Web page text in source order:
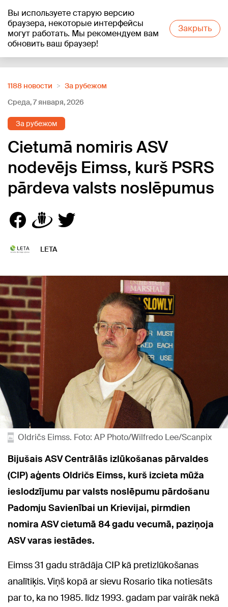
Вы используете старую версию
браузера, некоторые интерфейсы
могут работать. Мы рекомендуем вам
обновить ваш браузер!
Закрыть
+21°C
1188 новости
За рубежом
Среда, 7 января, 2026
За рубежом
Cietumā nomiris ASV
nodevējs Eimss, kurš PSRS
pārdeva valsts noslēpumus
LETA
Oldričs Eimss. Foto: AP Photo/Wilfredo Lee/Scanpix
Bijušais ASV Centrālās izlūkošanas pārvaldes
(CIP) aģents Oldričs Eimss, kurš izcieta mūža
ieslodzījumu par valsts noslēpumu pārdošanu
Padomju Savienībai un Krievijai, pirmdien
nomira ASV cietumā 84 gadu vecumā, paziņoja
ASV varas iestādes.
Eimss 31 gadu strādāja CIP kā pretizlūkošanas
analītiķis. Viņš kopā ar sievu Rosario tika notiesāts
par to, ka no 1985. līdz 1993. gadam par vairāk nekā